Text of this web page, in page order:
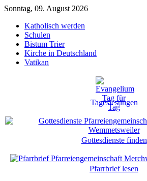
Sonntag, 09. August 2026
Katholisch werden
Schulen
Bistum Trier
Kirche in Deutschland
Vatikan
Tageslesungen
Gottesdienste finden
Pfarrbrief lesen